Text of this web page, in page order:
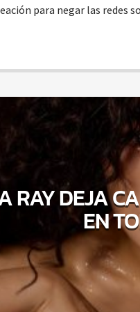
para negar las redes
RAY DEJA
EN